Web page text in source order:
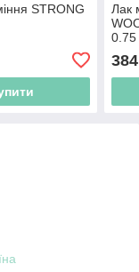
STRONG
Лак
0.75
384